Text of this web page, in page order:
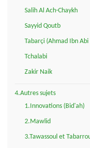
Salih Al Ach-Chaykh
Sayyid Qoutb
Tabarçi (Ahmad Ibn Abi
Tchalabi
Zakir Naik
4.Autres sujets
1.Innovations (Bid'ah)
2.Mawlid
3.Tawassoul et